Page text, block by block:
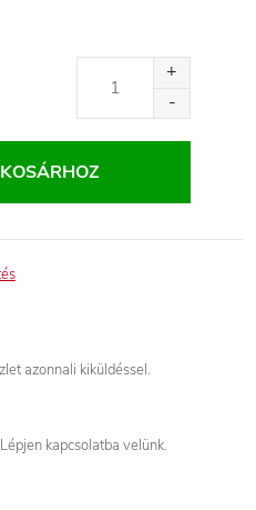
azonnali kiküldéssel.
kapcsolatba velünk.